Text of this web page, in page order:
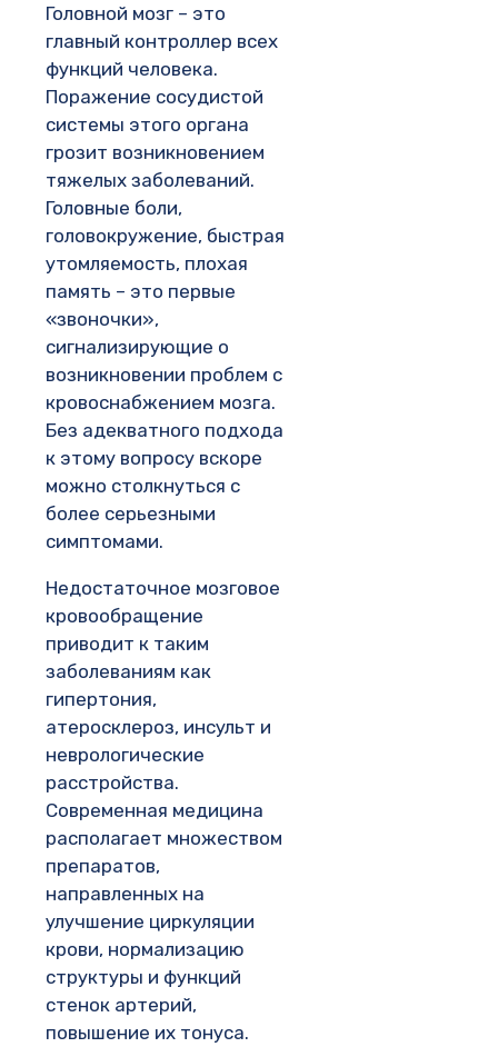
Головной мозг – это
главный контроллер всех
функций человека.
Поражение сосудистой
системы этого органа
грозит возникновением
тяжелых заболеваний.
Головные боли,
головокружение, быстрая
утомляемость, плохая
память – это первые
«звоночки»,
сигнализирующие о
возникновении проблем с
кровоснабжением мозга.
Без адекватного подхода
к этому вопросу вскоре
можно столкнуться с
более серьезными
симптомами.
Недостаточное мозговое
кровообращение
приводит к таким
заболеваниям как
гипертония,
атеросклероз, инсульт и
неврологические
расстройства.
Современная медицина
располагает множеством
препаратов,
направленных на
улучшение циркуляции
крови, нормализацию
структуры и функций
стенок артерий,
повышение их тонуса.